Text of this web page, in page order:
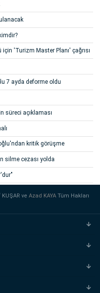
'Turizm Master Planı' çağrısı
7 ayda deforme oldu
süreci açıklaması
kritik görüşme
silme cezası yolda
KUŞAR veAzad KAYATüm Hakları